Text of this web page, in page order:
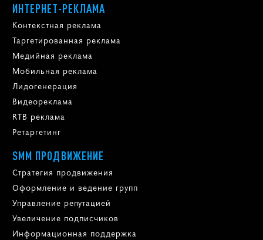
ИНТЕРНЕТ-РЕКЛАМА
Контекстная реклама
Таргетированная реклама
Медийная реклама
Мобильная реклама
Лидогенерация
Видеореклама
RTB реклама
Ретаргетинг
SMM ПРОДВИЖЕНИЕ
Стратегия продвижения
Оформление и ведение групп
Управление репутацией
Увеличение подписчиков
Информационная поддержка